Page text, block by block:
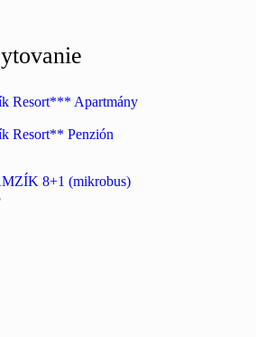
Resort*** Apartmány
Resort** Penzión
8+1 (mikrobus)